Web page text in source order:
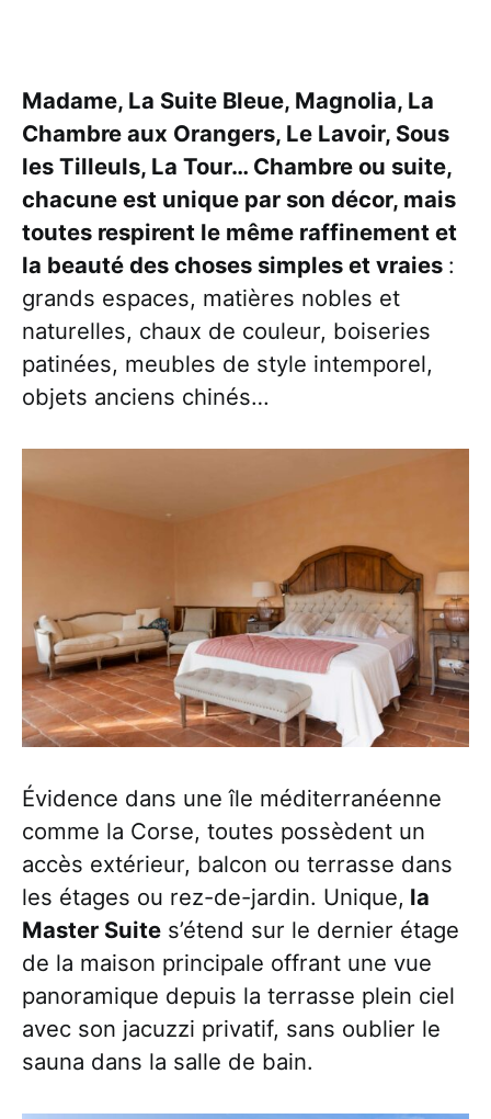
Madame, La Suite Bleue, Magnolia, La
Chambre aux Orangers, Le Lavoir, Sous
les Tilleuls, La Tour… Chambre ou suite,
chacune est unique par son décor, mais
toutes respirent le même raffinement et
la beauté des choses simples et vraies :
grands espaces, matières nobles et
naturelles, chaux de couleur, boiseries
patinées, meubles de style intemporel,
objets anciens chinés…
Évidence dans une île méditerranéenne
comme la Corse, toutes possèdent un
accès extérieur, balcon ou terrasse dans
les étages ou rez-de-jardin. Unique, la
Master Suite s’étend sur le dernier étage
de la maison principale offrant une vue
panoramique depuis la terrasse plein ciel
avec son jacuzzi privatif, sans oublier le
sauna dans la salle de bain.